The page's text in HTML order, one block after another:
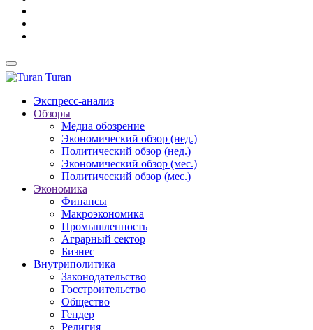
Turan
Экспресс-анализ
Обзоры
Медиа обозрение
Экономический обзор (нед.)
Политический обзор (нед.)
Экономический обзор (мес.)
Политический обзор (мес.)
Экономика
Финансы
Макроэкономика
Промышленность
Аграрный сектор
Бизнес
Внутриполитика
Законодательство
Госстроительство
Общество
Гендер
Религия